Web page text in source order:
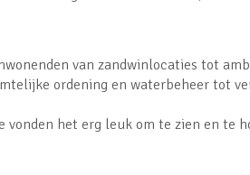
van zandwinlocaties tot
ordening en waterbeheer tot
vonden het erg leuk om te zien en te